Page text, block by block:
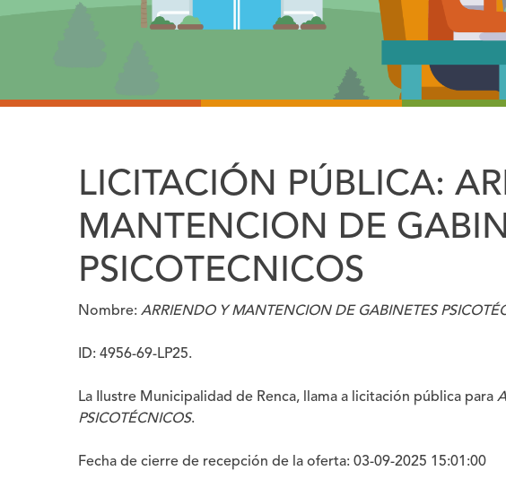
LICITACIÓN PÚBLICA:
MANTENCION DE
PSICOTECNICOS
Nombre: ARRIENDO Y MANTENCION DE GABINETES
ID: 4956-69-LP25.
La Ilustre Municipalidad de Renca, llama a licitación pública para
PSICOTÉCNICOS.
Fecha de cierre de recepción de la oferta: 03-09-2025 15:01:00